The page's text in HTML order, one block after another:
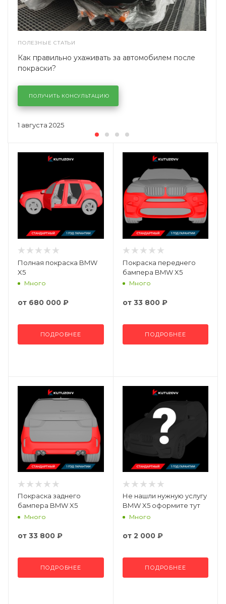
ПОЛЕЗНЫЕ СТАТЬИ
1 августа 2025
Как правильно ухаживать за автомобилем после
покраски?
ПОЛУЧИТЬ КОНСУЛЬТАЦИЮ
Полная покраска BMW
X5
Много
от 680 000 ₽
ПОДРОБНЕЕ
Покраска переднего
бампера BMW X5
Много
от 33 800 ₽
ПОДРОБНЕЕ
Покраска заднего
бампера BMW X5
Много
от 33 800 ₽
ПОДРОБНЕЕ
Не нашли нужную услугу
BMW X5 оформите тут
Много
от 2 000 ₽
ПОДРОБНЕЕ